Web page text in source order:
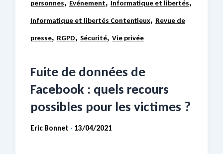
personnes Evénement Informatique et libertés
Informatique et libertés Contentieux, Revue de
presse, RGPD, Sécurité, Vie privée
Fuite de données de
Facebook : quels recours
possibles pour les victimes ?
Eric Bonnet - 13/04/2021